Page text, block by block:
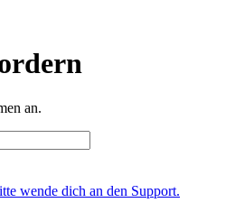
an.
wende dich an den Support.